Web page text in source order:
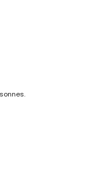
24
(sur demande)
vacances à Denia,
(Denia) (à moins